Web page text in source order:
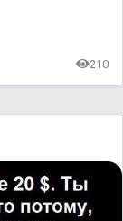
210